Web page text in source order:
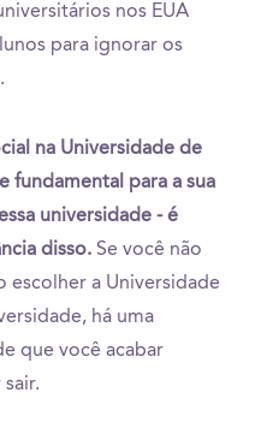
nos EUA
para ignorar os
na Universidade de
fundamental para a sua
universidade - é
disso. Se você não
escolher a Universidade
há uma
que você acabar